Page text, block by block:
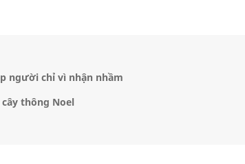
người chỉ vì nhận nhầm
thông Noel